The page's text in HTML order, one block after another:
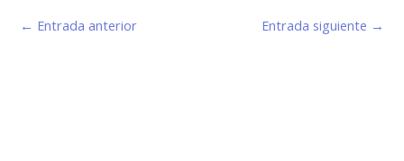
← Entrada anterior Entrada siguiente →